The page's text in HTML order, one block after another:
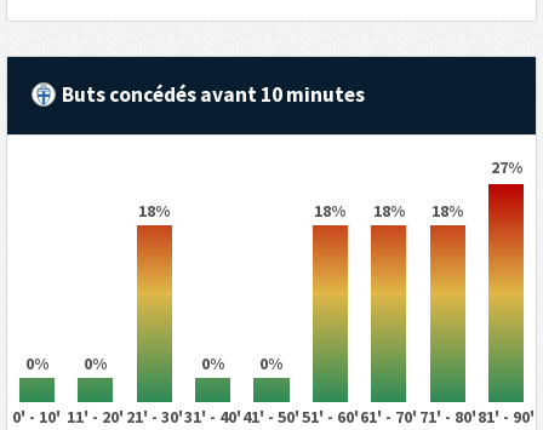
Buts concédés avant 10 minutes
0% 0%
18%
0% 0%
18% 18% 18%
27%
0' - 10' 11' - 20' 21' - 30'31' - 40'41' - 50'51' - 60'61' - 70' 71' - 80'81' - 90'